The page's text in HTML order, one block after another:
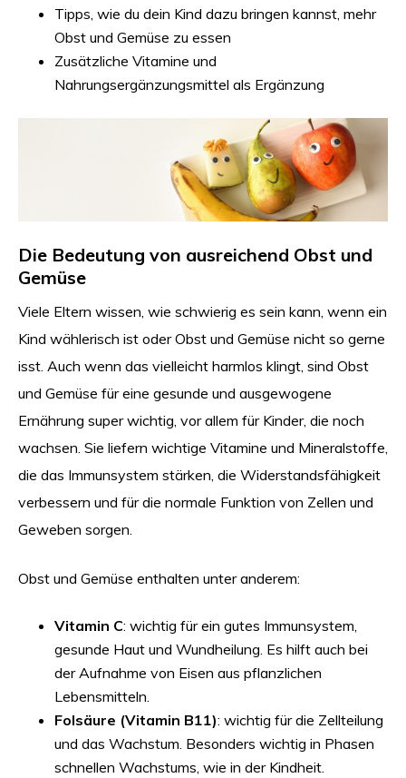
Tipps, wie du dein Kind dazu bringen kannst, mehr
Obst und Gemüse zu essen
Zusätzliche Vitamine und
Nahrungsergänzungsmittel als Ergänzung
Die Bedeutung von ausreichend Obst und
Gemüse
Viele Eltern wissen, wie schwierig es sein kann, wenn ein
Kind wählerisch ist oder Obst und Gemüse nicht so gerne
isst. Auch wenn das vielleicht harmlos klingt, sind Obst
und Gemüse für eine gesunde und ausgewogene
Ernährung super wichtig, vor allem für Kinder, die noch
wachsen. Sie liefern wichtige Vitamine und Mineralstoffe,
die das Immunsystem stärken, die Widerstandsfähigkeit
verbessern und für die normale Funktion von Zellen und
Geweben sorgen.
Obst und Gemüse enthalten unter anderem:
Vitamin C: wichtig für ein gutes Immunsystem,
gesunde Haut und Wundheilung. Es hilft auch bei
der Aufnahme von Eisen aus pflanzlichen
Lebensmitteln.
Folsäure (Vitamin B11): wichtig für die Zellteilung
und das Wachstum. Besonders wichtig in Phasen
schnellen Wachstums, wie in der Kindheit.